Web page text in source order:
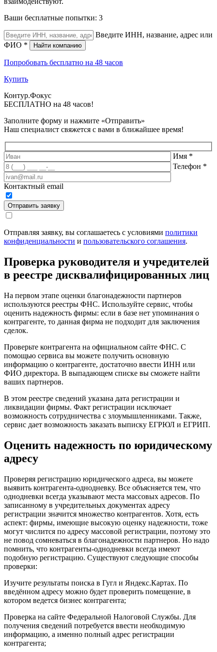
Ваши бесплатные попытки: 3
Введите ИНН, название, адрес или
ФИО * Найти компанию
Попробовать бесплатно на 48 часов
Купить
Контур.Фокус
БЕСПЛАТНО на 48 часов!
Заполните форму и нажмите «Отправить»
Наш специалист свяжется с вами в ближайшее время!
Имя *
Телефон *
Контактный email
Отправить заявку
Отправляя заявку, вы соглашаетесь с условиями политики
конфиденциальности и пользовательского соглашения.
Проверка руководителя и учредителей
в реестре дисквалифицированных лиц
На первом этапе оценки благонадежности партнеров
используются реестры ФНС. Используйте сервис, чтобы
оценить надежность фирмы: если в базе нет упоминания о
контрагенте, то данная фирма не подходит для заключения
сделок.
Проверьте контрагента на официальном сайте ФНС. С
помощью сервиса вы можете получить основную
информацию о контрагенте, достаточно ввести ИНН или
ФИО директора. В выпадающем списке вы сможете найти
ваших партнеров.
В этом реестре сведений указана дата регистрации и
ликвидации фирмы. Факт регистрации исключает
возможность сотрудничества с злоумышленниками. Также,
сервис дает возможность заказать выписку ЕГРЮЛ и ЕГРИП.
Оценить надежность по юридическому
адресу
Проверяя регистрацию юридического адреса, вы можете
выявить контрагента-однодневку. Все объясняется тем, что
однодневки всегда указывают места массовых адресов. По
записанному в учредительных документах адресу
регистрации значится множество контрагентов. Хотя, есть
аспект: фирмы, имеющие высокую оценку надежности, тоже
могут числится по адресу массовой регистрации, поэтому это
не повод сомневаться в благонадежности партнеров. Но надо
помнить, что контрагенты-однодневки всегда имеют
подобную регистрацию. Существуют следующие способы
проверки:
Изучите результаты поиска в Гугл и Яндекс.Картах. По
введённом адресу можно будет проверить помещение, в
котором ведется бизнес контрагента;
Проверка на сайте Федеральной Налоговой Службы. Для
получения сведений потребуется ввести необходимую
информацию, а именно полный адрес регистрации
контрагента;